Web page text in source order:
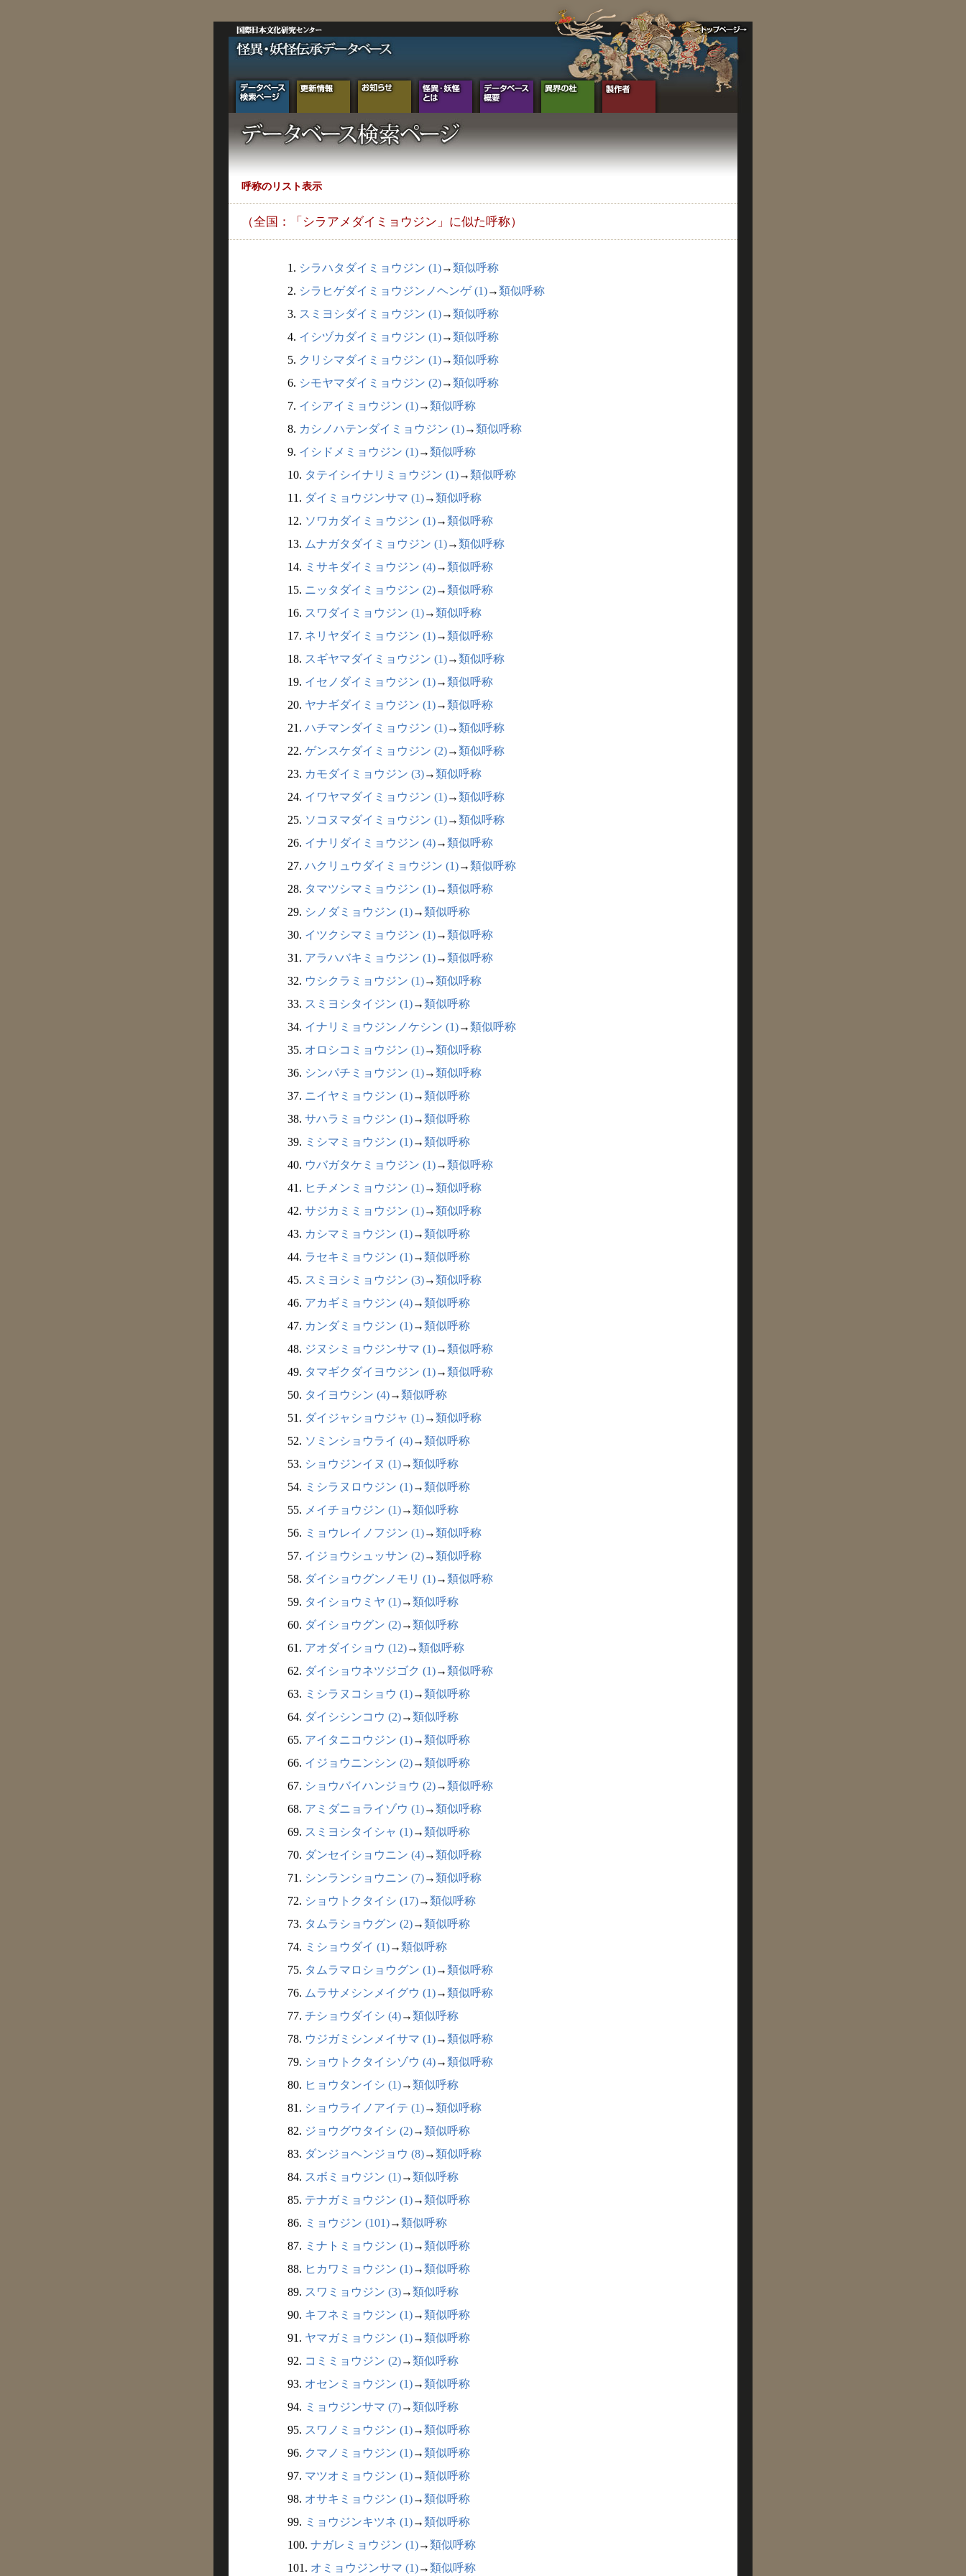
呼称のリスト表示
（全国：「シラアメダイミョウジン」に似た呼称）
1. シラハタダイミョウジン (1)→類似呼称
2. シラヒゲダイミョウジンノヘンゲ (1)→類似呼称
3. スミヨシダイミョウジン (1)→類似呼称
4. イシヅカダイミョウジン (1)→類似呼称
5. クリシマダイミョウジン (1)→類似呼称
6. シモヤマダイミョウジン (2)→類似呼称
7. イシアイミョウジン (1)→類似呼称
8. カシノハテンダイミョウジン (1)→類似呼称
9. イシドメミョウジン (1)→類似呼称
10. タテイシイナリミョウジン (1)→類似呼称
11. ダイミョウジンサマ (1)→類似呼称
12. ソワカダイミョウジン (1)→類似呼称
13. ムナガタダイミョウジン (1)→類似呼称
14. ミサキダイミョウジン (4)→類似呼称
15. ニッタダイミョウジン (2)→類似呼称
16. スワダイミョウジン (1)→類似呼称
17. ネリヤダイミョウジン (1)→類似呼称
18. スギヤマダイミョウジン (1)→類似呼称
19. イセノダイミョウジン (1)→類似呼称
20. ヤナギダイミョウジン (1)→類似呼称
21. ハチマンダイミョウジン (1)→類似呼称
22. ゲンスケダイミョウジン (2)→類似呼称
23. カモダイミョウジン (3)→類似呼称
24. イワヤマダイミョウジン (1)→類似呼称
25. ソコヌマダイミョウジン (1)→類似呼称
26. イナリダイミョウジン (4)→類似呼称
27. ハクリュウダイミョウジン (1)→類似呼称
28. タマツシマミョウジン (1)→類似呼称
29. シノダミョウジン (1)→類似呼称
30. イツクシマミョウジン (1)→類似呼称
31. アラハバキミョウジン (1)→類似呼称
32. ウシクラミョウジン (1)→類似呼称
33. スミヨシタイジン (1)→類似呼称
34. イナリミョウジンノケシン (1)→類似呼称
35. オロシコミョウジン (1)→類似呼称
36. シンパチミョウジン (1)→類似呼称
37. ニイヤミョウジン (1)→類似呼称
38. サハラミョウジン (1)→類似呼称
39. ミシマミョウジン (1)→類似呼称
40. ウバガタケミョウジン (1)→類似呼称
41. ヒチメンミョウジン (1)→類似呼称
42. サジカミミョウジン (1)→類似呼称
43. カシマミョウジン (1)→類似呼称
44. ラセキミョウジン (1)→類似呼称
45. スミヨシミョウジン (3)→類似呼称
46. アカギミョウジン (4)→類似呼称
47. カンダミョウジン (1)→類似呼称
48. ジヌシミョウジンサマ (1)→類似呼称
49. タマギクダイヨウジン (1)→類似呼称
50. タイヨウシン (4)→類似呼称
51. ダイジャショウジャ (1)→類似呼称
52. ソミンショウライ (4)→類似呼称
53. ショウジンイヌ (1)→類似呼称
54. ミシラヌロウジン (1)→類似呼称
55. メイチョウジン (1)→類似呼称
56. ミョウレイノフジン (1)→類似呼称
57. イジョウシュッサン (2)→類似呼称
58. ダイショウグンノモリ (1)→類似呼称
59. タイショウミヤ (1)→類似呼称
60. ダイショウグン (2)→類似呼称
61. アオダイショウ (12)→類似呼称
62. ダイショウネツジゴク (1)→類似呼称
63. ミシラヌコショウ (1)→類似呼称
64. ダイシシンコウ (2)→類似呼称
65. アイタニコウジン (1)→類似呼称
66. イジョウニンシン (2)→類似呼称
67. ショウバイハンジョウ (2)→類似呼称
68. アミダニョライゾウ (1)→類似呼称
69. スミヨシタイシャ (1)→類似呼称
70. ダンセイショウニン (4)→類似呼称
71. シンランショウニン (7)→類似呼称
72. ショウトクタイシ (17)→類似呼称
73. タムラショウグン (2)→類似呼称
74. ミショウダイ (1)→類似呼称
75. タムラマロショウグン (1)→類似呼称
76. ムラサメシンメイグウ (1)→類似呼称
77. チショウダイシ (4)→類似呼称
78. ウジガミシンメイサマ (1)→類似呼称
79. ショウトクタイシゾウ (4)→類似呼称
80. ヒョウタンイシ (1)→類似呼称
81. ショウライノアイテ (1)→類似呼称
82. ジョウグウタイシ (2)→類似呼称
83. ダンジョヘンジョウ (8)→類似呼称
84. スボミョウジン (1)→類似呼称
85. テナガミョウジン (1)→類似呼称
86. ミョウジン (101)→類似呼称
87. ミナトミョウジン (1)→類似呼称
88. ヒカワミョウジン (1)→類似呼称
89. スワミョウジン (3)→類似呼称
90. キフネミョウジン (1)→類似呼称
91. ヤマガミョウジン (1)→類似呼称
92. コミミョウジン (2)→類似呼称
93. オセンミョウジン (1)→類似呼称
94. ミョウジンサマ (7)→類似呼称
95. スワノミョウジン (1)→類似呼称
96. クマノミョウジン (1)→類似呼称
97. マツオミョウジン (1)→類似呼称
98. オサキミョウジン (1)→類似呼称
99. ミョウジンキツネ (1)→類似呼称
100. ナガレミョウジン (1)→類似呼称
101. オミョウジンサマ (1)→類似呼称